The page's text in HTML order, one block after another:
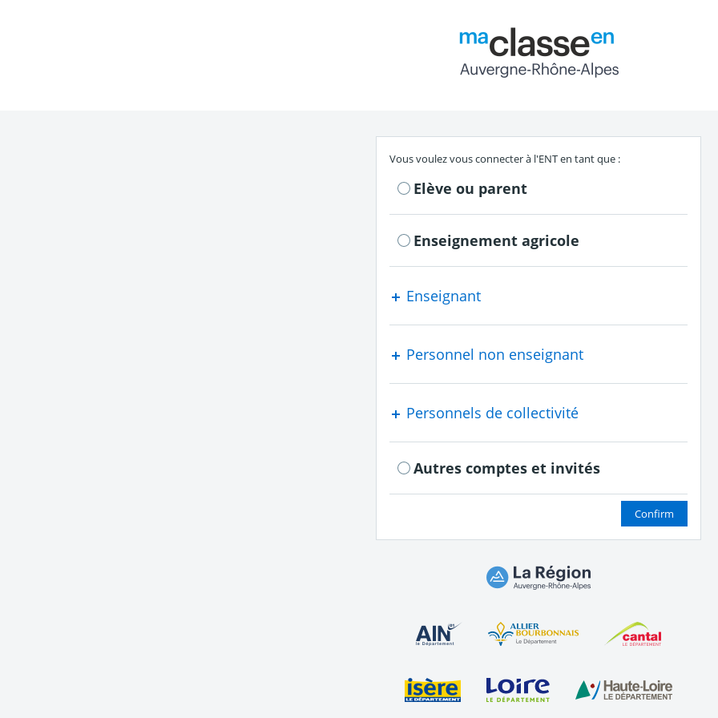
S'authentifier en tant que
Vous voulez vous connecter à l'ENT en tant que :
Elève ou parent
Enseignement agricole
Enseignant
Personnel non enseignant
Personnels de collectivité
Autres comptes et invités